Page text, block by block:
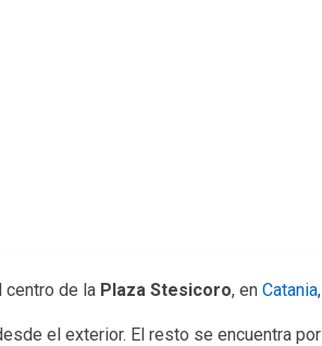
centro de la Plaza Stesicoro, en Catania,
el exterior. El resto se encuentra por